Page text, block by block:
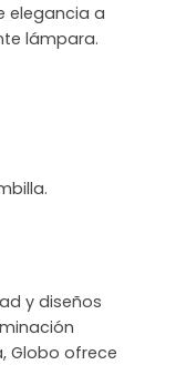
elegancia a
lámpara.
y diseños
Globo ofrece